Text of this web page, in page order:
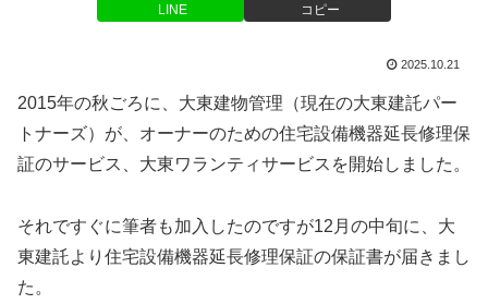
LINE コピー
2025.10.21
2015年の秋ごろに、大東建物管理（現在の大東建託パー
トナーズ）が、オーナーのための住宅設備機器延長修理保
証のサービス、大東ワランティサービスを開始しました。
それですぐに筆者も加入したのですが12月の中旬に、大
東建託より住宅設備機器延長修理保証の保証書が届きまし
た。